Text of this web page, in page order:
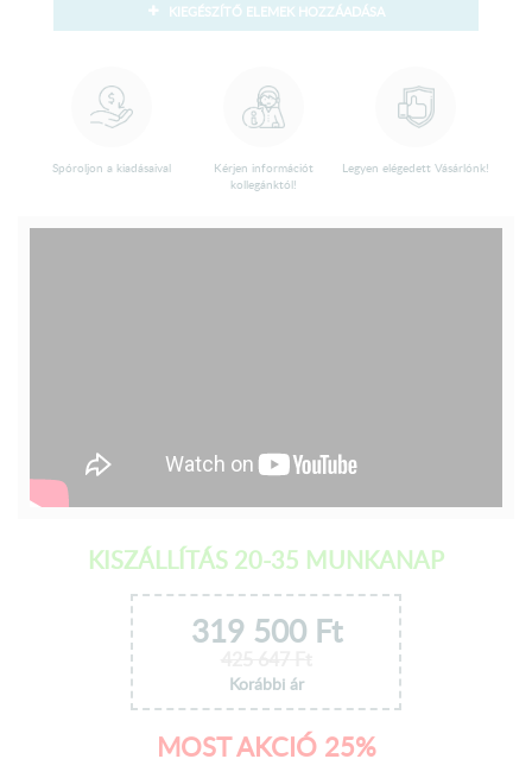
KIEGÉSZÍTŐ ELEMEK HOZZÁADÁSA
Spóroljon a kiadásaival
Kérjen információt
kollegánktól!
Legyen elégedett Vásárlónk!
KISZÁLLÍTÁS 20-35 MUNKANAP
319 500Ft
Korábbi ár
MOST AKCIÓ 25%